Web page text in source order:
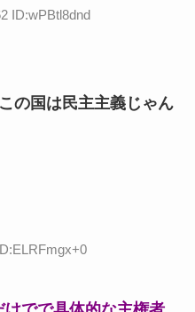
ID:wPBtl8dnd
の国は民主主義じゃん